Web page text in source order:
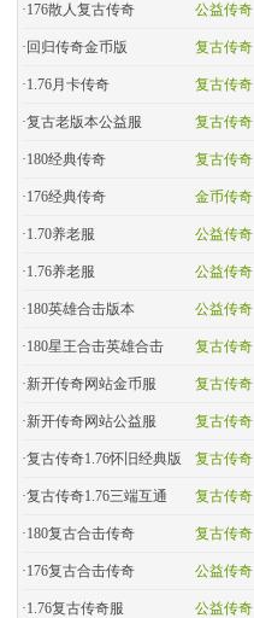
公益传奇
·176散人复古传奇
复古传奇
· 回归传奇金币版
复古传奇
·1.76月卡传奇
复古传奇
·复古老版本公益服
复古传奇
·180经典传奇
金币传奇
·176经典传奇
公益传奇
·1.70养老服
公益传奇
·1.76养老服
公益传奇
·180英雄合击版本
复古传奇
·180星王合击英雄合击
复古传奇
·新开传奇网站金币服
复古传奇
·新开传奇网站公益服
复古传奇
·复古传奇1.76怀旧经典版
复古传奇
·复古传奇1.76三端互通
复古传奇
·180复古合击传奇
公益传奇
·176复古合击传奇
公益传奇
·1.76复古传奇服